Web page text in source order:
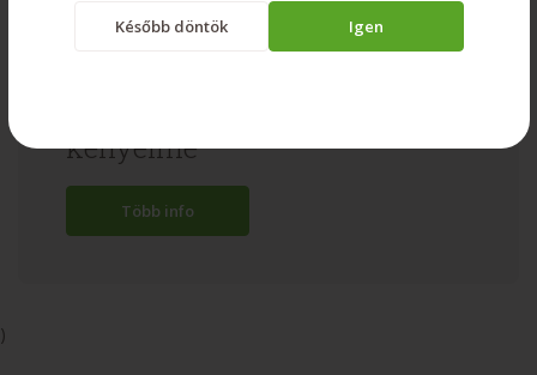
Később döntök Igen
kényelme
Több info
)